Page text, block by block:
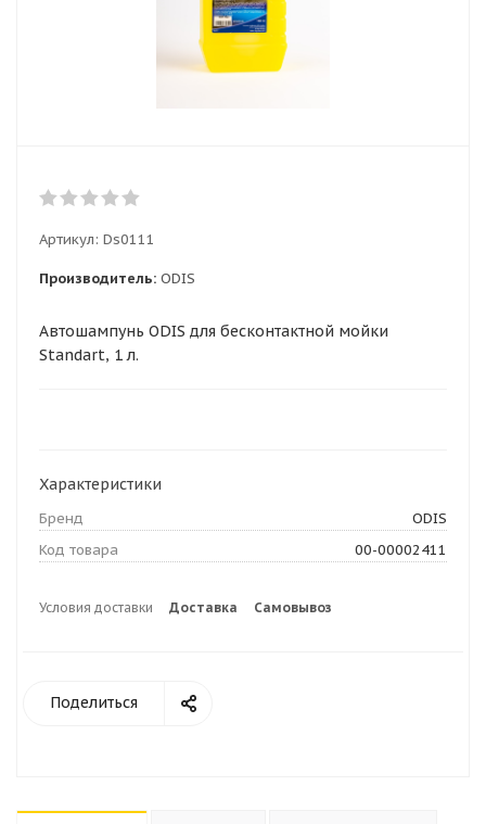
Артикул: Ds0111
Производитель: ODIS
Автошампунь ODIS для бесконтактной мойки
Standart, 1 л.
Характеристики
Бренд
ODIS
Код товара
00-00002411
Условия доставки Доставка Самовывоз
Поделиться